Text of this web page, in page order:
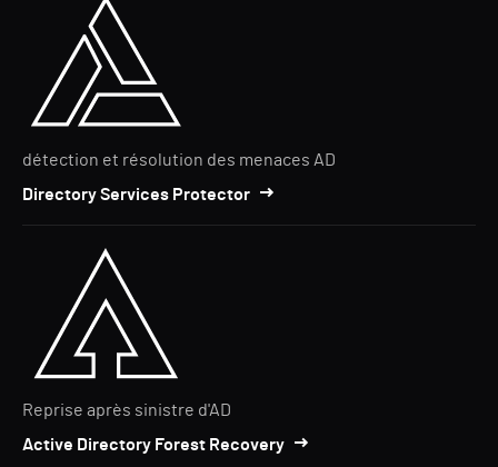
détection et résolution des menaces AD
Directory Services Protector
Reprise après sinistre d'AD
Active Directory Forest Recovery